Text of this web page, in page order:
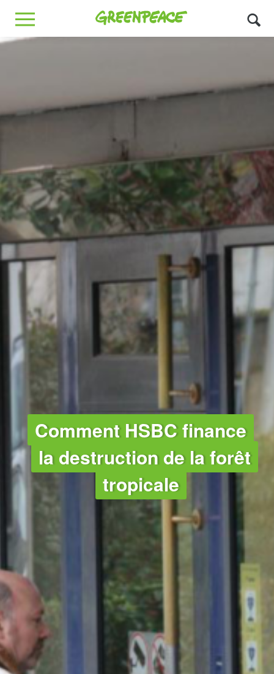
Greenpeace
MENU
FORÊTS
Comment HSBC finance
la destruction de la forêt
tropicale